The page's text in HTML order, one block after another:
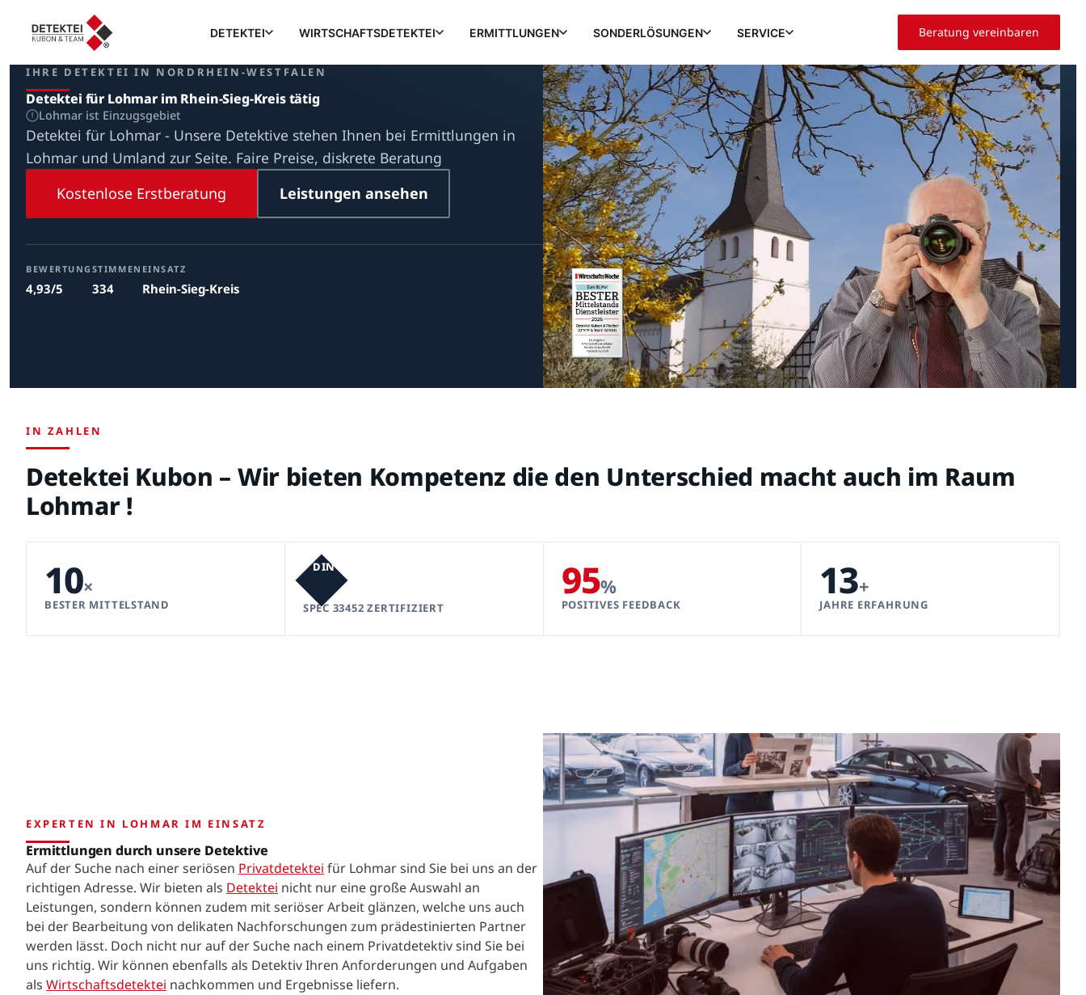
DETEKTEI WIRTSCHAFTSDETEKTEI ERMITTLUNGEN SONDERLÖSUNGEN SERVICE Beratung vereinbaren
IHRE DETEKTEI IN NORDRHEIN-WESTFALEN
Detektei für Lohmar im Rhein-Sieg-Kreis tätig
Lohmar ist Einzugsgebiet
Detektei für Lohmar - Unsere Detektive stehen Ihnen bei Ermittlungen in
Lohmar und Umland zur Seite. Faire Preise, diskrete Beratung
Kostenlose Erstberatung
Leistungen ansehen
BEWERTUNG
4,93/5
STIMMEN
334
EINSATZ
Rhein-Sieg-Kreis
IN ZAHLEN
Detektei Kubon – Wir bieten Kompetenz die den Unterschied macht auch im Raum
Lohmar !
10×
BESTER MITTELSTAND
DIN
SPEC 33452 ZERTIFIZIERT
95%
POSITIVES FEEDBACK
13+
JAHRE ERFAHRUNG
EXPERTEN IN LOHMAR IM EINSATZ
Ermittlungen durch unsere Detektive
Auf der Suche nach einer seriösen Privatdetektei für Lohmar sind Sie bei uns an der
richtigen Adresse. Wir bieten als Detektei nicht nur eine große Auswahl an
Leistungen, sondern können zudem mit seriöser Arbeit glänzen, welche uns auch
bei der Bearbeitung von delikaten Nachforschungen zum prädestinierten Partner
werden lässt. Doch nicht nur auf der Suche nach einem Privatdetektiv sind Sie bei
uns richtig. Wir können ebenfalls als Detektiv Ihren Anforderungen und Aufgaben
als Wirtschaftsdetektei nachkommen und Ergebnisse liefern.